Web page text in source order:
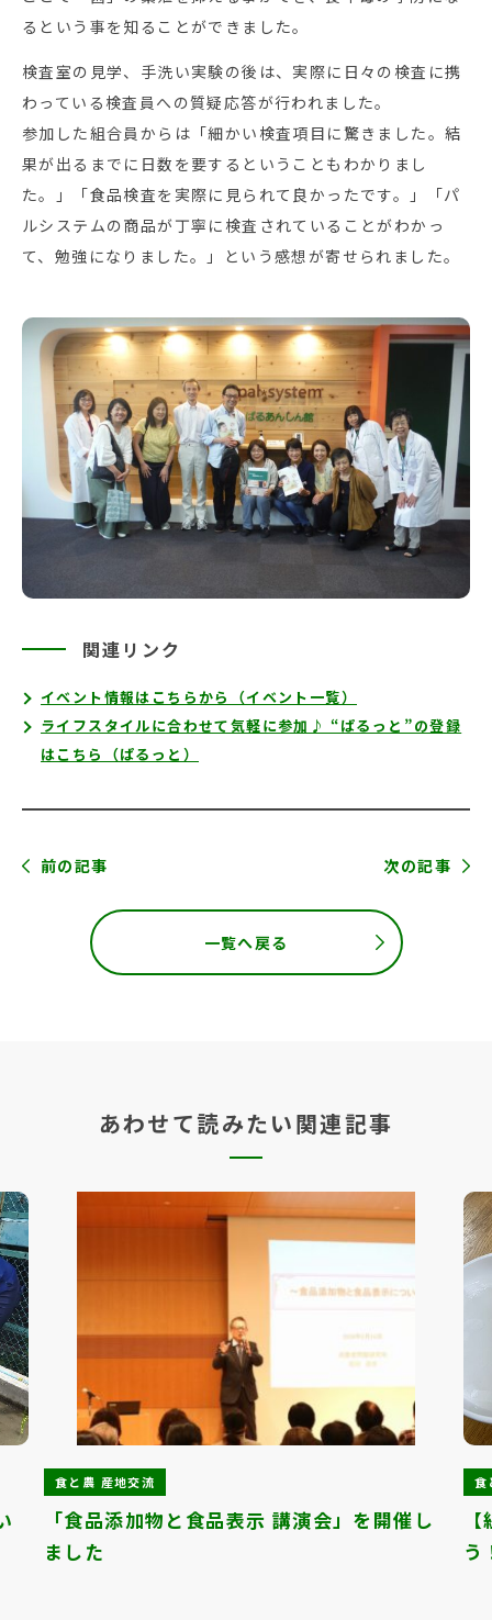
るという事を知ることができました。
検査室の見学、手洗い実験の後は、実際に日々の検査に携
わっている検査員への質疑応答が行われました。
参加した組合員からは「細かい検査項目に驚きました。結
果が出るまでに日数を要するということもわかりまし
た。」「食品検査を実際に見られて良かったです。」「パ
ルシステムの商品が丁寧に検査されていることがわかっ
て、勉強になりました。」という感想が寄せられました。
関連リンク
イベント情報はこちらから（イベント一覧）
ライフスタイルに合わせて気軽に参加♪ “ぱるっと”の登録
はこちら（ぱるっと）
前の記事 次の記事
一覧へ戻る
あわせて読みたい関連記事
食と農 産地交流
「食品添加物と食品表示 講演会」を開催し
ました
食
う